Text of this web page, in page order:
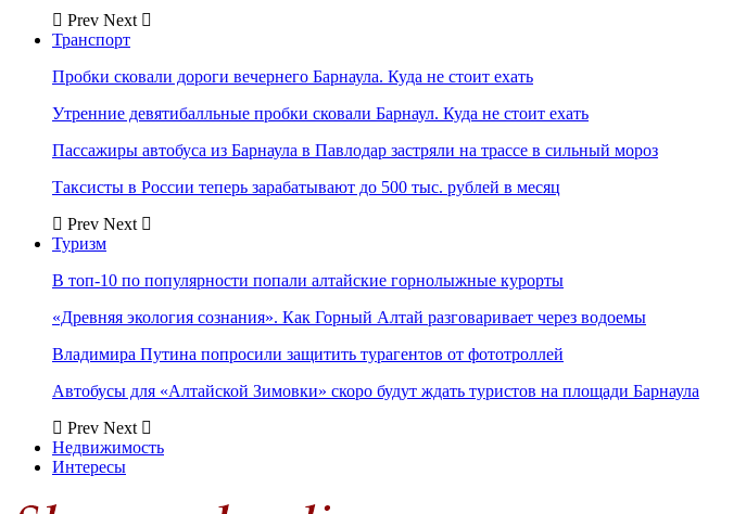
Prev Next
Транспорт
Пробки сковали дороги вечернего Барнаула. Куда не стоит ехать
Утренние девятибалльные пробки сковали Барнаул. Куда не стоит ехать
Пассажиры автобуса из Барнаула в Павлодар застряли на трассе в сильный мороз
Таксисты в России теперь зарабатывают до 500 тыс. рублей в месяц
Prev Next
Туризм
В топ-10 по популярности попали алтайские горнолыжные курорты
«Древняя экология сознания». Как Горный Алтай разговаривает через водоемы
Владимира Путина попросили защитить турагентов от фототроллей
Автобусы для «Алтайской Зимовки» скоро будут ждать туристов на площади Барнаула
Prev Next
Недвижимость
Интересы